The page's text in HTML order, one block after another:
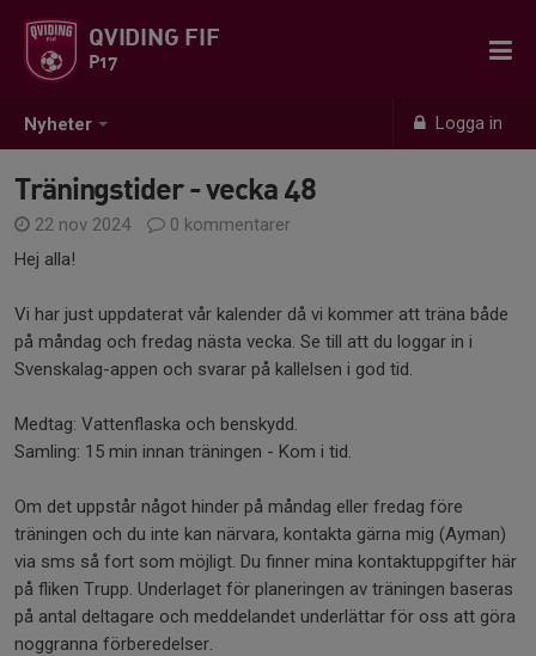
Nyheter Logga in
QVIDING FIF
P17
Träningstider - vecka 48
22 nov 2024
0 kommentarer
Hej alla!
Vi har just uppdaterat vår kalender då vi kommer att träna både
på måndag och fredag nästa vecka. Se till att du loggar in i
Svenskalag-appen och svarar på kallelsen i god tid.
Medtag: Vattenflaska och benskydd.
Samling: 15 min innan träningen - Kom i tid.
Om det uppstår något hinder på måndag eller fredag före
träningen och du inte kan närvara, kontakta gärna mig (Ayman)
via sms så fort som möjligt. Du finner mina kontaktuppgifter här
på fliken Trupp. Underlaget för planeringen av träningen baseras
på antal deltagare och meddelandet underlättar för oss att göra
noggranna förberedelser.